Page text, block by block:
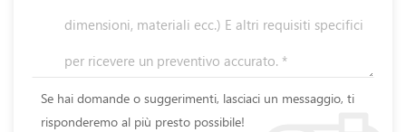
Se hai domande o suggerimenti, lasciaci un messaggio, ti
risponderemo al più presto possibile!